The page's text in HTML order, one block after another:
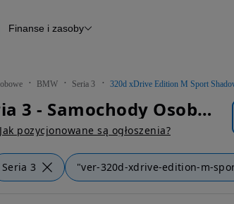
Raport z inspekcji
Otomoto News
Finanse i zasoby
BMW Seria 3 320d xDrive Edition M Sport
BMW Seria 3 - Samochody Osobowe
Jak pozycjonowane są ogłoszenia?
Seria 3 "ver-320d-xdrive-edition-m-